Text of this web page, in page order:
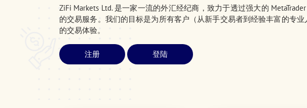
ZiFi Markets Ltd. 是一家一流的外汇经纪商，致力于透过强大的
的交易服务。我们的目标是为所有客户（从新手交易者到经验丰富的专
的交易体验。
注册 登陆